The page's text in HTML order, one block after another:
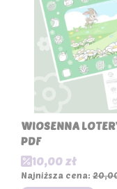
WIOSENNA
PDF
Cena
10,00 zł
Najniższa cena: